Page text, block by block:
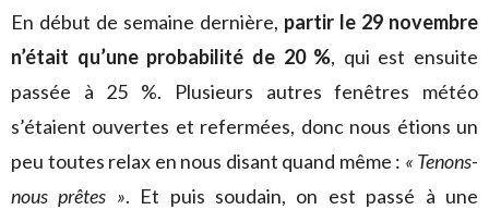
En début de semaine dernière, partir le 29 novembre
n’était qu’une probabilité de 20 %, qui est ensuite
passée à 25 %. Plusieurs autres fenêtres météo
s’étaient ouvertes et refermées, donc nous étions un
peu toutes relax en nous disant quand même : « Tenons-
nous prêtes ». Et puis soudain, on est passé à une